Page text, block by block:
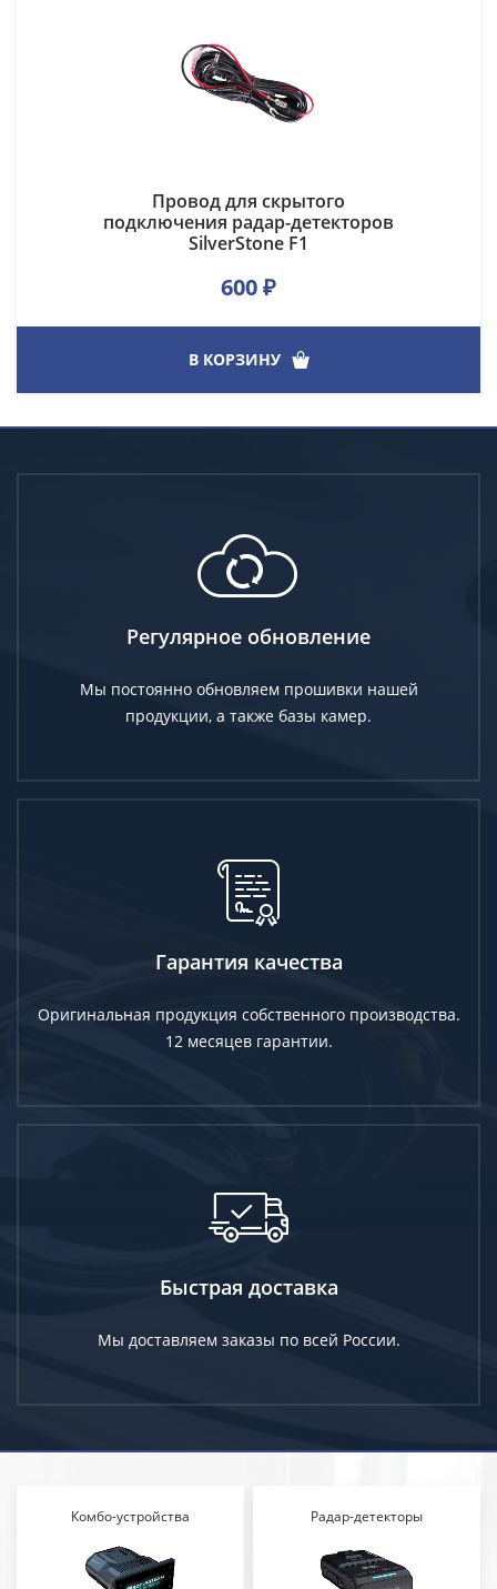
Провод для скрытого
подключения радар-детекторов
SilverStone F1
600 ₽
В КОРЗИНУ
Регулярное обновление
Мы постоянно обновляем прошивки нашей
продукции, а также базы камер.
Гарантия качества
Оригинальная продукция собственного производства.
12 месяцев гарантии.
Быстрая доставка
Мы доставляем заказы по всей России.
Комбо-устройства Радар-детекторы